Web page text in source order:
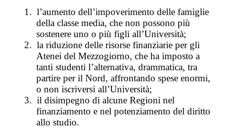
1. l’aumento dell’impoverimento delle famiglie
della classe media, che non possono più
sostenere uno o più figli all’Università;
2. la riduzione delle risorse finanziarie per gli
Atenei del Mezzogiorno, che ha imposto a
tanti studenti l’alternativa, drammatica, tra
partire per il Nord, affrontando spese enormi,
o non iscriversi all’Università;
3. il disimpegno di alcune Regioni nel
finanziamento e nel potenziamento del diritto
allo studio.